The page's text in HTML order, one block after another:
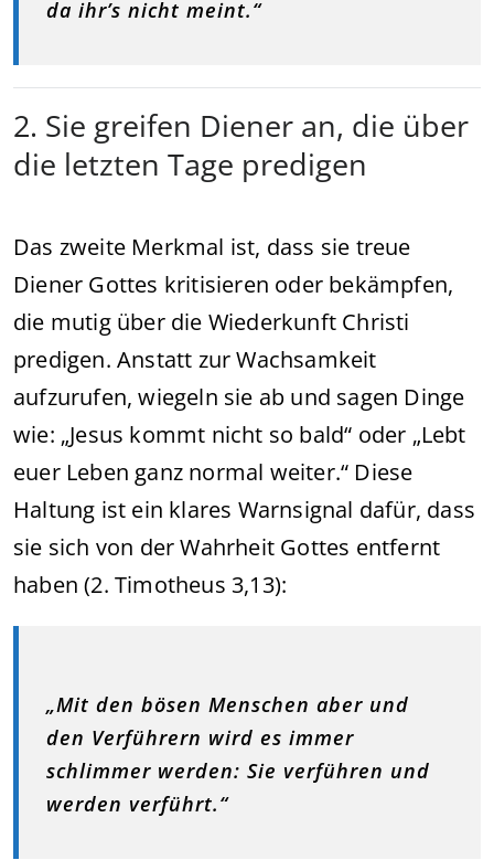
da ihr’s nicht meint.“
2. Sie greifen Diener an, die über
die letzten Tage predigen
Das zweite Merkmal ist, dass sie treue
Diener Gottes kritisieren oder bekämpfen,
die mutig über die Wiederkunft Christi
predigen. Anstatt zur Wachsamkeit
aufzurufen, wiegeln sie ab und sagen Dinge
wie: „Jesus kommt nicht so bald“ oder „Lebt
euer Leben ganz normal weiter.“ Diese
Haltung ist ein klares Warnsignal dafür, dass
sie sich von der Wahrheit Gottes entfernt
haben (2. Timotheus 3,13):
„Mit den bösen Menschen aber und
den Verführern wird es immer
schlimmer werden: Sie verführen und
werden verführt.“